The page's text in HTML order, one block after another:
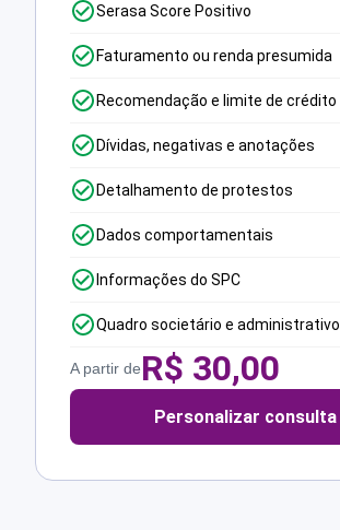
Serasa Score Positivo
Faturamento ou renda presumida
Recomendação e limite de crédito
Dívidas, negativas e anotações
Detalhamento de protestos
Dados comportamentais
Informações do SPC
Quadro societário e administrativo
A partir deR$ 30,00
Personalizar consulta